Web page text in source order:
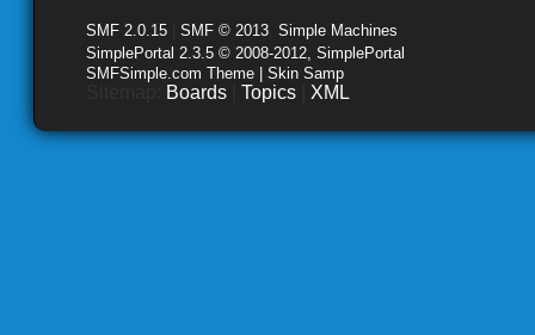
SMF 2.0.15 SMF © 2013 Simple Machines
SimplePortal 2.3.5 © 2008-2012, SimplePortal
SMFSimple.com Theme | Skin Samp
Boards Topics XML